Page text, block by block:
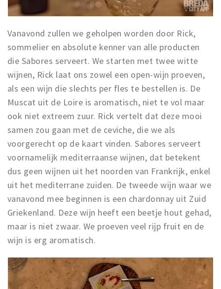
Vanavond zullen we geholpen worden door Rick,
sommelier en absolute kenner van alle producten
die Sabores serveert. We starten met twee witte
wijnen, Rick laat ons zowel een open-wijn proeven,
als een wijn die slechts per fles te bestellen is. De
Muscat uit de Loire is aromatisch, niet te vol maar
ook niet extreem zuur. Rick vertelt dat deze mooi
samen zou gaan met de ceviche, die we als
voorgerecht op de kaart vinden. Sabores serveert
voornamelijk mediterraanse wijnen, dat betekent
dus geen wijnen uit het noorden van Frankrijk, enkel
uit het mediterrane zuiden. De tweede wijn waar we
vanavond mee beginnen is een chardonnay uit Zuid
Griekenland. Deze wijn heeft een beetje hout gehad,
maar is niet zwaar. We proeven veel rijp fruit en de
wijn is erg aromatisch.